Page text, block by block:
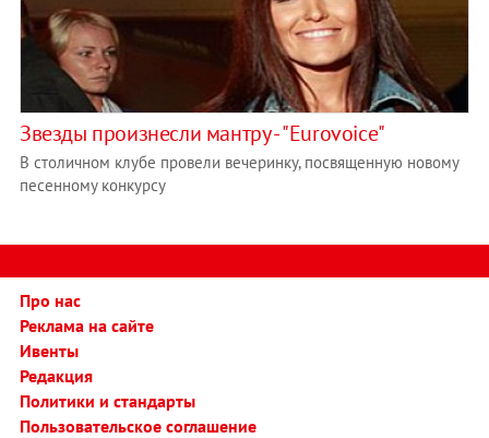
Звезды произнеcли мантру - "Eurovoice"
В столичном клубе провели вечеринку, посвященную новому
песенному конкурсу
Про нас
Реклама на сайте
Ивенты
Редакция
Политики и стандарты
Пользовательское соглашение